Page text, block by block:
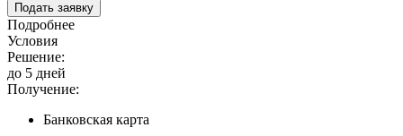
Подать заявку
Подробнее
Условия
Решение:
до 5 дней
Получение:
Банковская карта